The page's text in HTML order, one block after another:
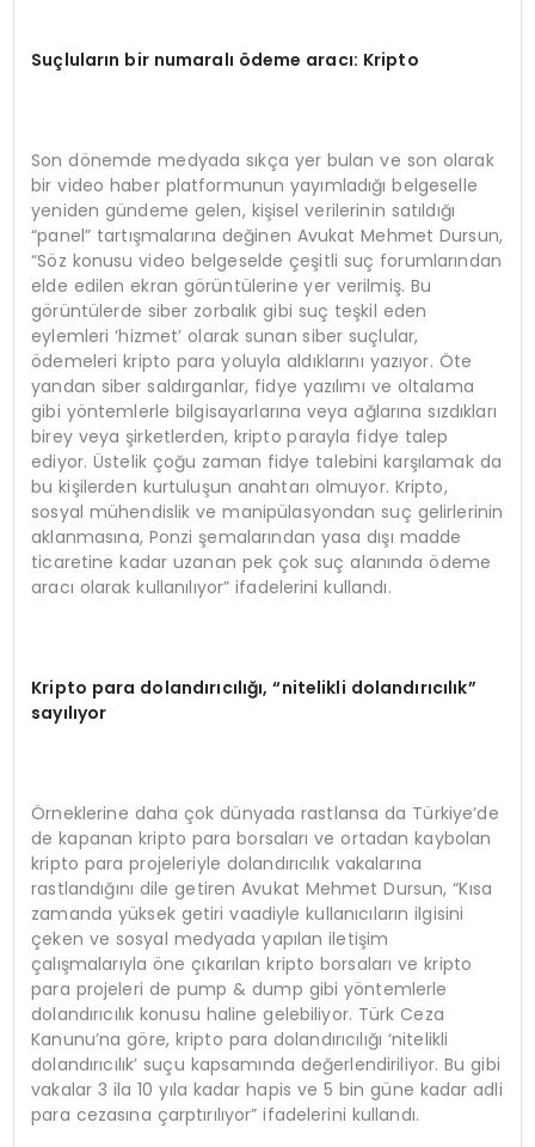
Suçluların bir numaralı ödeme aracı: Kripto
Son dönemde medyada sıkça yer bulan ve son olarak
bir video haber platformunun yayımladığı belgeselle
yeniden gündeme gelen, kişisel verilerinin satıldığı
“panel” tartışmalarına değinen Avukat Mehmet Dursun,
“Söz konusu video belgeselde çeşitli suç forumlarından
elde edilen ekran görüntülerine yer verilmiş. Bu
görüntülerde siber zorbalık gibi suç teşkil eden
eylemleri ‘hizmet’ olarak sunan siber suçlular,
ödemeleri kripto para yoluyla aldıklarını yazıyor. Öte
yandan siber saldırganlar, fidye yazılımı ve oltalama
gibi yöntemlerle bilgisayarlarına veya ağlarına sızdıkları
birey veya şirketlerden, kripto parayla fidye talep
ediyor. Üstelik çoğu zaman fidye talebini karşılamak da
bu kişilerden kurtuluşun anahtarı olmuyor. Kripto,
sosyal mühendislik ve manipülasyondan suç gelirlerinin
aklanmasına, Ponzi şemalarından yasa dışı madde
ticaretine kadar uzanan pek çok suç alanında ödeme
aracı olarak kullanılıyor” ifadelerini kullandı.
Kripto para dolandırıcılığı,“nitelikli dolandırıcılık”
sayılıyor
Örneklerine daha çok dünyada rastlansa da Türkiye’de
de kapanan kripto para borsaları ve ortadan kaybolan
kripto para projeleriyle dolandırıcılık vakalarına
rastlandığını dile getiren Avukat Mehmet Dursun, “Kısa
zamanda yüksek getiri vaadiyle kullanıcıların ilgisini
çeken ve sosyal medyada yapılan iletişim
çalışmalarıyla öne çıkarılan kripto borsaları ve kripto
para projeleri de pump & dump gibi yöntemlerle
dolandırıcılık konusu haline gelebiliyor. Türk Ceza
Kanunu’na göre, kripto para dolandırıcılığı ‘nitelikli
dolandırıcılık’ suçu kapsamında değerlendiriliyor. Bu gibi
vakalar 3 ila 10 yıla kadar hapis ve 5 bin güne kadar adli
para cezasına çarptırılıyor” ifadelerini kullandı.